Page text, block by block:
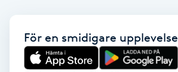
Enzympeeling
För en smidigare upplevelse